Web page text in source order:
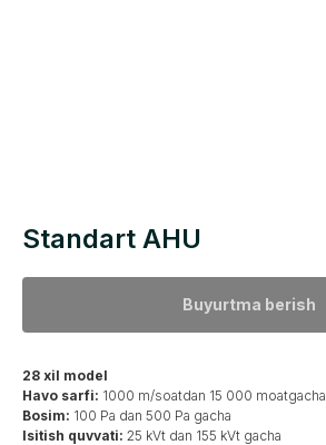
Standart AHU
Buyurtma berish
28 xil model
Havo sarfi: 1000 m/soatdan 15 000 moatgacha
Bosim: 100 Pa dan 500 Pa gacha
Isitish quvvati: 25 kVt dan 155 kVt gacha